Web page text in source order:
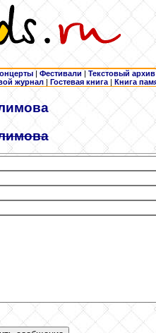
| Фестивали | Текстовый архив
журнал | Гостевая книга | Книга